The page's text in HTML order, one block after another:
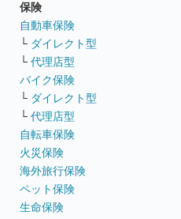
保険
自動車保険
└ ダイレクト型
└ 代理店型
バイク保険
└ ダイレクト型
└ 代理店型
自転車保険
火災保険
海外旅行保険
ペット保険
生命保険